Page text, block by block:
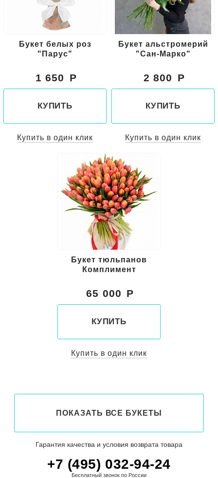
Букет белых роз
"Парус"
1 650
КУПИТЬ
Купить в один клик
Букет альстромерий
"Сан-Марко"
2 800
КУПИТЬ
Купить в один клик
Букет тюльпанов
Комплимент
65 000
КУПИТЬ
Купить в один клик
ПОКАЗАТЬ ВСЕ БУКЕТЫ
Гарантия качества и условия возврата товара
+7 (495) 032-94-24
Бесплатный звонок по России